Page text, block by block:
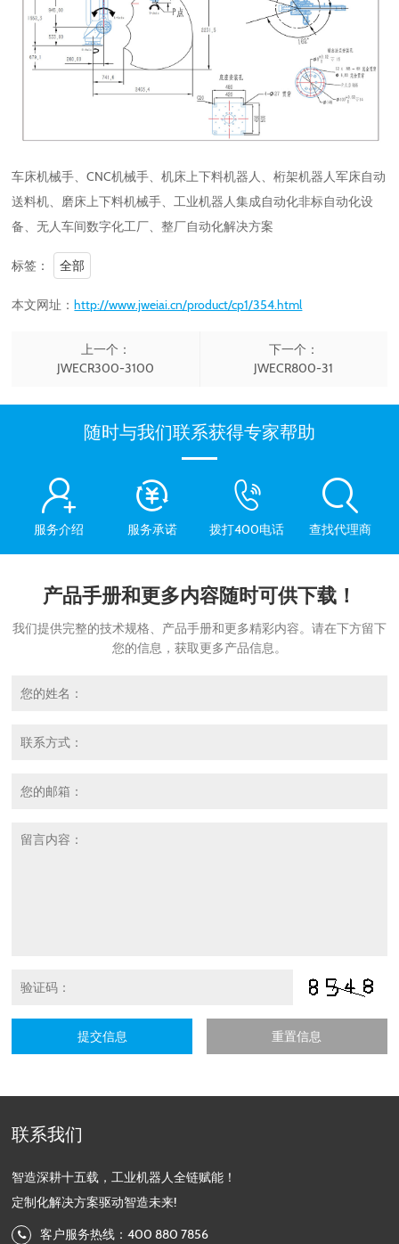
车床机械手、CNC机械手、机床上下料机器人、桁架机器人军床自动
送料机、磨床上下料机械手、工业机器人集成自动化非标自动化设
备、无人车间数字化工厂、整厂自动化解决方案
标签： 全部
本文网址：http://www.jweiai.cn/product/cp1/354.html
上一个：
JWECR300-3100
下一个：
JWECR800-31
随时与我们联系获得专家帮助
服务介绍 服务承诺 拨打400电话 查找代理商
产品手册和更多内容随时可供下载！
我们提供完整的技术规格、产品手册和更多精彩内容。请在下方留下
您的信息，获取更多产品信息。
提交信息 重置信息
联系我们
智造深耕十五载，工业机器人全链赋能！
定制化解决方案驱动智造未来!
客户服务热线：400 880 7856